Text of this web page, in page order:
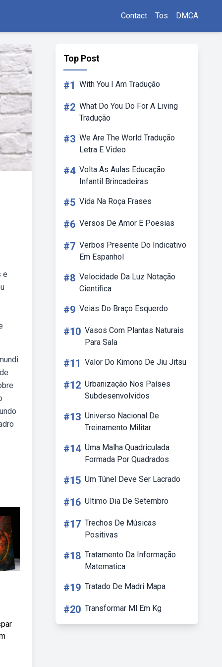
Contact Tos DMCA
e
Top Post
#1 With You I Am Tradução
#2 What Do You Do For A Living
Tradução
#3 We Are The World Tradução
Letra E Video
#4 Volta As Aulas Educação
Infantil Brincadeiras
#5 Vida Na Roça Frases
#6 Versos De Amor E Poesias
#7 Verbos Presente Do Indicativo
Em Espanhol
#8 Velocidade Da Luz Notação
Cientifica
#9 Veias Do Braço Esquerdo
#10 Vasos Com Plantas Naturais
Para Sala
#11 Valor Do Kimono De Jiu Jitsu
#12 Urbanização Nos Países
Subdesenvolvidos
#13 Universo Nacional De
Treinamento Militar
#14 Uma Malha Quadriculada
Formada Por Quadrados
#15 Um Túnel Deve Ser Lacrado
#16 Ultimo Dia De Setembro
#17 Trechos De Músicas
Positivas
#18 Tratamento Da Informação
Matematica
#19 Tratado De Madri Mapa
#20 Transformar Ml Em Kg